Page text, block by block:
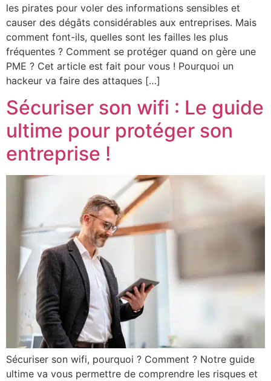
les pirates pour voler des informations sensibles et
causer des dégâts considérables aux entreprises. Mais
comment font-ils, quelles sont les failles les plus
fréquentes ? Comment se protéger quand on gère une
PME ? Cet article est fait pour vous ! Pourquoi un
hackeur va faire des attaques […]
Sécuriser son wifi : Le guide
ultime pour protéger son
entreprise !
Sécuriser son wifi, pourquoi ? Comment ? Notre guide
ultime va vous permettre de comprendre les risques et